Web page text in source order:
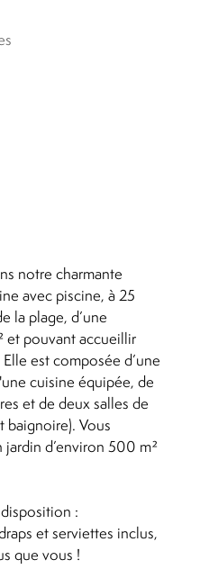
notre charmante
avec piscine, à 25
la plage, d’une
et pouvant accueillir
est composée d’une
cuisine équipée, de
et de deux salles de
baignoire). Vous
jardin d’environ 500 m²
:
et serviettes inclus,
que vous !